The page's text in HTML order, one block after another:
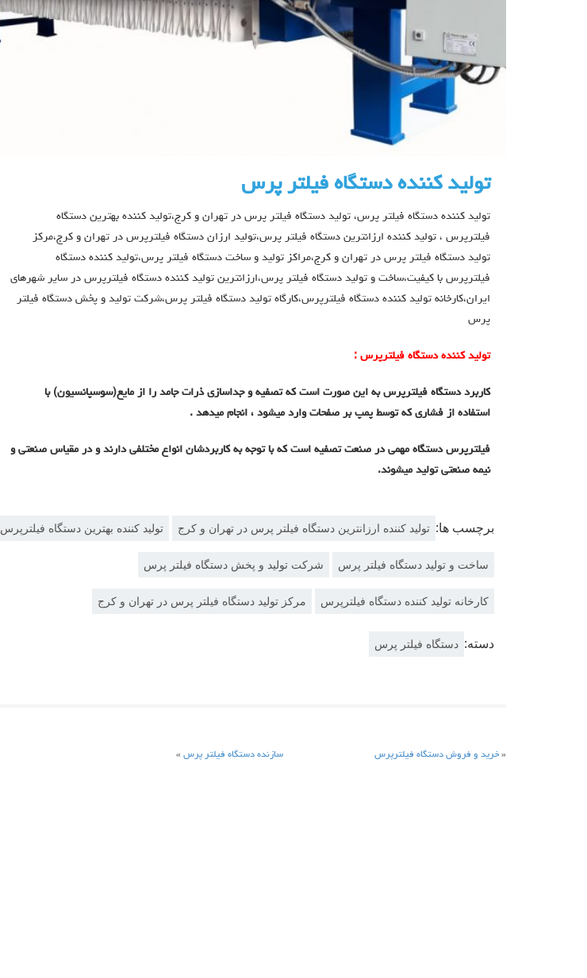
تولید کننده دستگاه فیلتر پرس
تولید کننده دستگاه فیلتر پرس، تولید دستگاه فیلتر پرس در تهران و کرج،تولید کننده بهترین دستگاه
فیلترپرس ، تولید کننده ارزانترین دستگاه فیلتر پرس،تولید ارزان دستگاه فیلترپرس در تهران و کرج،مرکز
تولید دستگاه فیلتر پرس در تهران و کرج،مراکز تولید و ساخت دستگاه فیلتر پرس،تولید کننده دستگاه
فیلترپرس با کیفیت،ساخت و تولید دستگاه فیلتر پرس،ارزانترین تولید کننده دستگاه فیلترپرس در سایر شهرهای
ایران،کارخانه تولید کننده دستگاه فیلترپرس،کارگاه تولید دستگاه فیلتر پرس،شرکت تولید و پخش دستگاه فیلتر
پرس
تولید کننده دستگاه فیلترپرس :
کاربرد دستگاه فیلترپرس به این صورت است که تصفیه و جداسازی ذرات جامد را از مایع(سوسپانسیون) با
استفاده از فشاری که توسط پمپ بر صفحات وارد میشود ، انجام میدهد .
فیلترپرس دستگاه مهمی در صنعت تصفیه است که با توجه به کاربردشان انواع مختلفی دارند و در مقیاس صنعتی و
نیمه صنعتی تولید میشوند.
برچسب ها: تولید کننده ارزانترین دستگاه فیلتر پرس در تهران و کرج تولید کننده بهترین دستگاه فیلترپرس
ساخت و تولید دستگاه فیلتر پرس شرکت تولید و پخش دستگاه فیلتر پرس
کارخانه تولید کننده دستگاه فیلترپرس مرکز تولید دستگاه فیلتر پرس در تهران و کرج
دسته: دستگاه فیلتر پرس
« خرید و فروش دستگاه فیلترپرس سازنده دستگاه فیلتر پرس »